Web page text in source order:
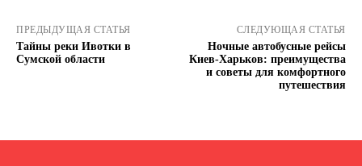
ПРЕДЫДУЩАЯ СТАТЬЯ
Тайны реки Ивотки в
Сумской области
СЛЕДУЮЩАЯ СТАТЬЯ
Ночные автобусные рейсы
Киев-Харьков: преимущества
и советы для комфортного
путешествия